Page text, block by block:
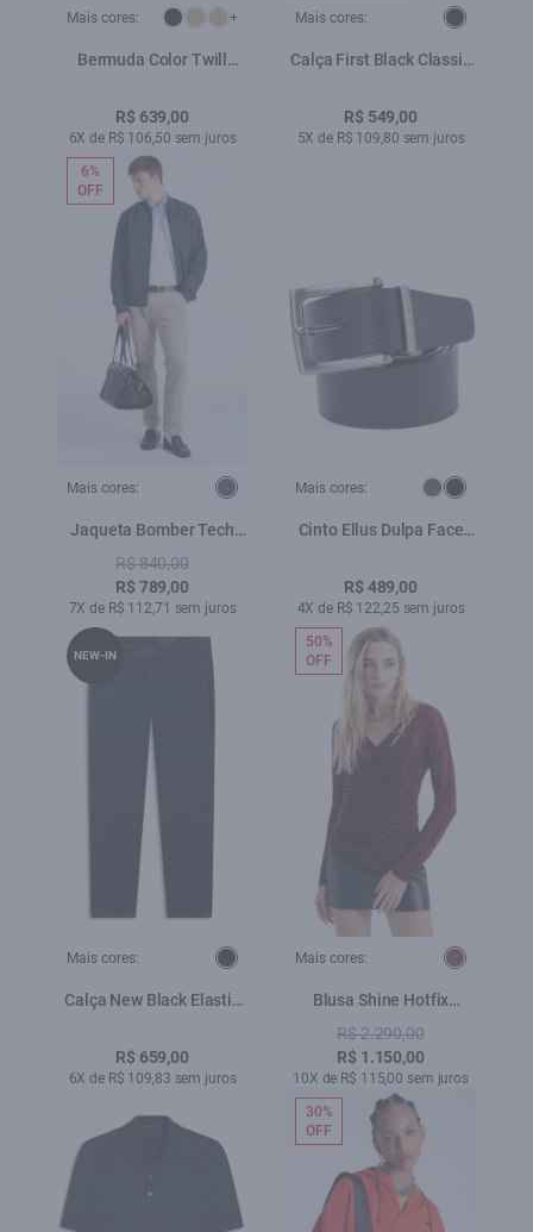
Mais cores: +
Bermuda Color Twill
R$ 639,00
6X de R$ 106,50 sem juros
Mais cores:
Calça First Black Classic
Luva
R$ 549,00
5X de R$ 109,80 sem juros
Mais cores:
Jaqueta Bomber Tech
Dark Navy
R$ 840,00
R$ 789,00
7X de R$ 112,71 sem juros
6%
OFF
Mais cores:
Cinto Ellus Dulpa Face
R$ 489,00
4X de R$ 122,25 sem juros
Mais cores:
Calça New Black Elastic
Black C/ Rede
R$ 659,00
6X de R$ 109,83 sem juros
NEW-IN
Mais cores:
Blusa Shine Hotfix
Ruching Vinho
R$ 2.290,00
R$ 1.150,00
10X de R$ 115,00 sem juros
50%
OFF
30%
OFF